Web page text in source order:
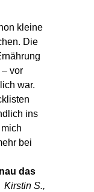
kleine
Die
vor
war.
ins
bei
das
Kirstin S.,